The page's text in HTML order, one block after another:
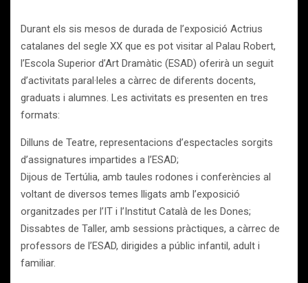
Durant els sis mesos de durada de l’exposició Actrius
catalanes del segle XX que es pot visitar al Palau Robert,
l’Escola Superior d’Art Dramàtic (ESAD) oferirà un seguit
d’activitats paral·leles a càrrec de diferents docents,
graduats i alumnes. Les activitats es presenten en tres
formats:
Dilluns de Teatre, representacions d’espectacles sorgits
d’assignatures impartides a l’ESAD;
Dijous de Tertúlia, amb taules rodones i conferències al
voltant de diversos temes lligats amb l’exposició
organitzades per l’IT i l’Institut Català de les Dones;
Dissabtes de Taller, amb sessions pràctiques, a càrrec de
professors de l’ESAD, dirigides a públic infantil, adult i
familiar.